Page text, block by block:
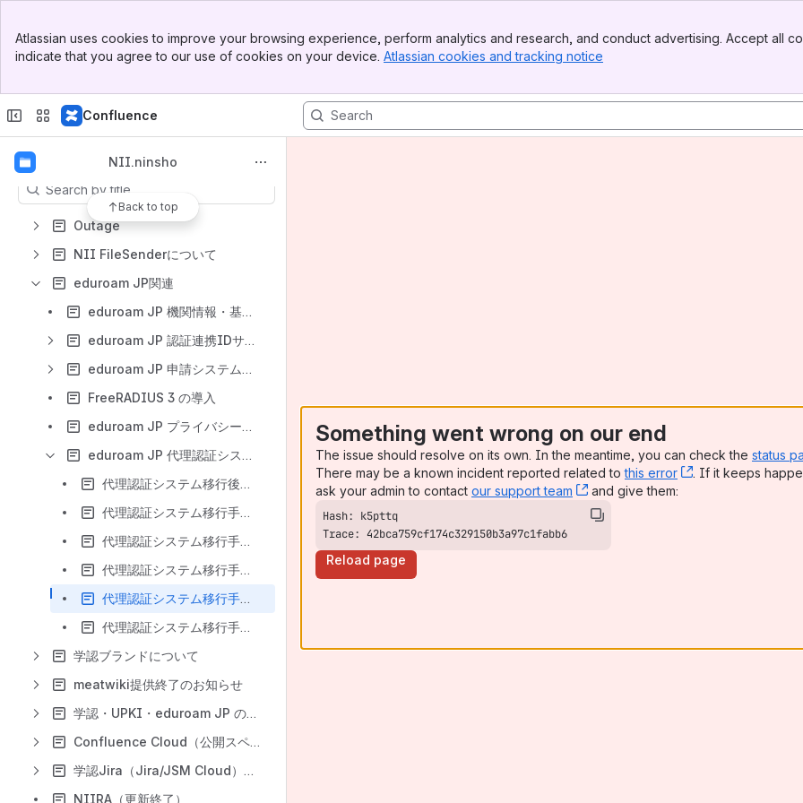
Top Bar
Sidebar
Atlassian uses cookies to improve your browsing experience, perform analytics and research, and conduct advertising. Accept all
indicate that you agree to our use of cookies on your device. Atlassian cookies and tracking notice
Confluence
NII.ninsho
Back to top
UPKI電子証明書発行サービスからのお知らせ
eduroam JPからのお知らせ
HPCI 認証基盤に関する情報
学認ブランドについて
Content
Results will update as you type.
Outage
NII FileSenderについて
eduroam JP関連
eduroam JP 機関情報・基地局データについて
eduroam JP 認証連携IDサービスについて
eduroam JP 申請システムについて
FreeRADIUS 3 の導入
eduroam JP プライバシーポリシー、2022/7/29
eduroam JP 代理認証システムの運用停止・移行について
代理認証システム移行後のアカウント発行手続き（機関管理者用）
代理認証システム移行手続き（機関管理者用）（11/5 版）
代理認証システム移行手続き（機関管理者用）（11/13 版）
代理認証システム移行手続き（機関管理者用）（11/27 版）
代理認証システム移行手続き（機関管理者用）（11/30 版）
代理認証システム移行手続き（機関管理者用）（12/21 版）
学認ブランドについて
meatwiki提供終了のお知らせ
学認・UPKI・eduroam JP のお問い合わせフォーム（サービスヘルプデスク）について
Confluence Cloud（公開スペース）について
学認Jira（Jira/JSM Cloud）について
NIIRA（更新終了）
Something went wrong on our end
The issue should resolve on its own. In the meantime, you can check the status
There may be a known incident reported related tothis error , (opens new
. If it keeps
ask your admin to contact our support team , (opens new window)
and give them:
Trace: 42bca759cf174c329150b3a97c1fabb6
Reload page